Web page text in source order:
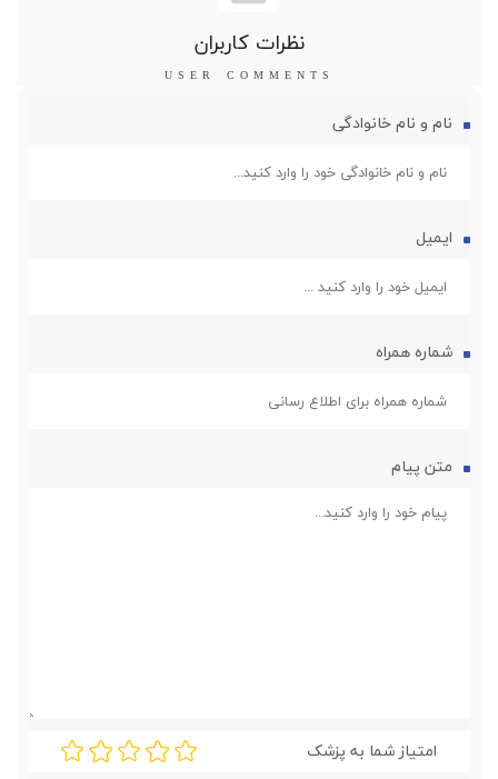
نظرات کاربران
نام و نام خانوادگی
ایمیل
شماره همراه
امتیاز شما به پزشک
متن پیام